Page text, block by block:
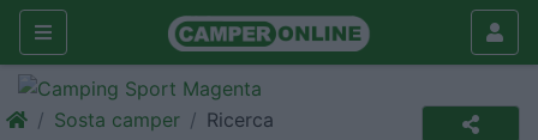
Sosta camper Ricerca